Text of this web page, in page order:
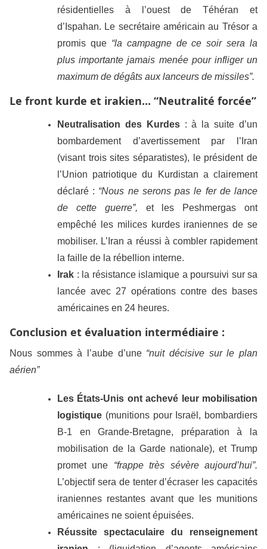
résidentielles à l’ouest de Téhéran et
d’Ispahan. Le secrétaire américain au Trésor a
promis que “la campagne de ce soir sera la
plus importante jamais menée pour infliger un
maximum de dégâts aux lanceurs de missiles”.
Le front kurde et irakien... “Neutralité forcée”
Neutralisation des Kurdes: à la suite d’un
bombardement d’avertissement par l’Iran
(visant trois sites séparatistes), le président de
l’Union patriotique du Kurdistan a clairement
déclaré : “Nous ne serons pas le fer de lance
de cette guerre”, et les Peshmergas ont
empêché les milices kurdes iraniennes de se
mobiliser. L’Iran a réussi à combler rapidement
la faille de la rébellion interne.
Irak : la résistance islamique a poursuivi sur sa
lancée avec 27 opérations contre des bases
américaines en 24 heures.
Conclusion et évaluation intermédiaire :
Nous sommes à l’aube d’une “nuit décisive sur le plan
aérien”
Les États-Unis ont achevé leur mobilisation
logistique (munitions pour Israël, bombardiers
B-1 en Grande-Bretagne, préparation à la
mobilisation de la Garde nationale), et Trump
promet une “frappe très sévère aujourd’hui”.
L’objectif sera de tenter d’écraser les capacités
iraniennes restantes avant que les munitions
américaines ne soient épuisées.
Réussite spectaculaire du renseignement